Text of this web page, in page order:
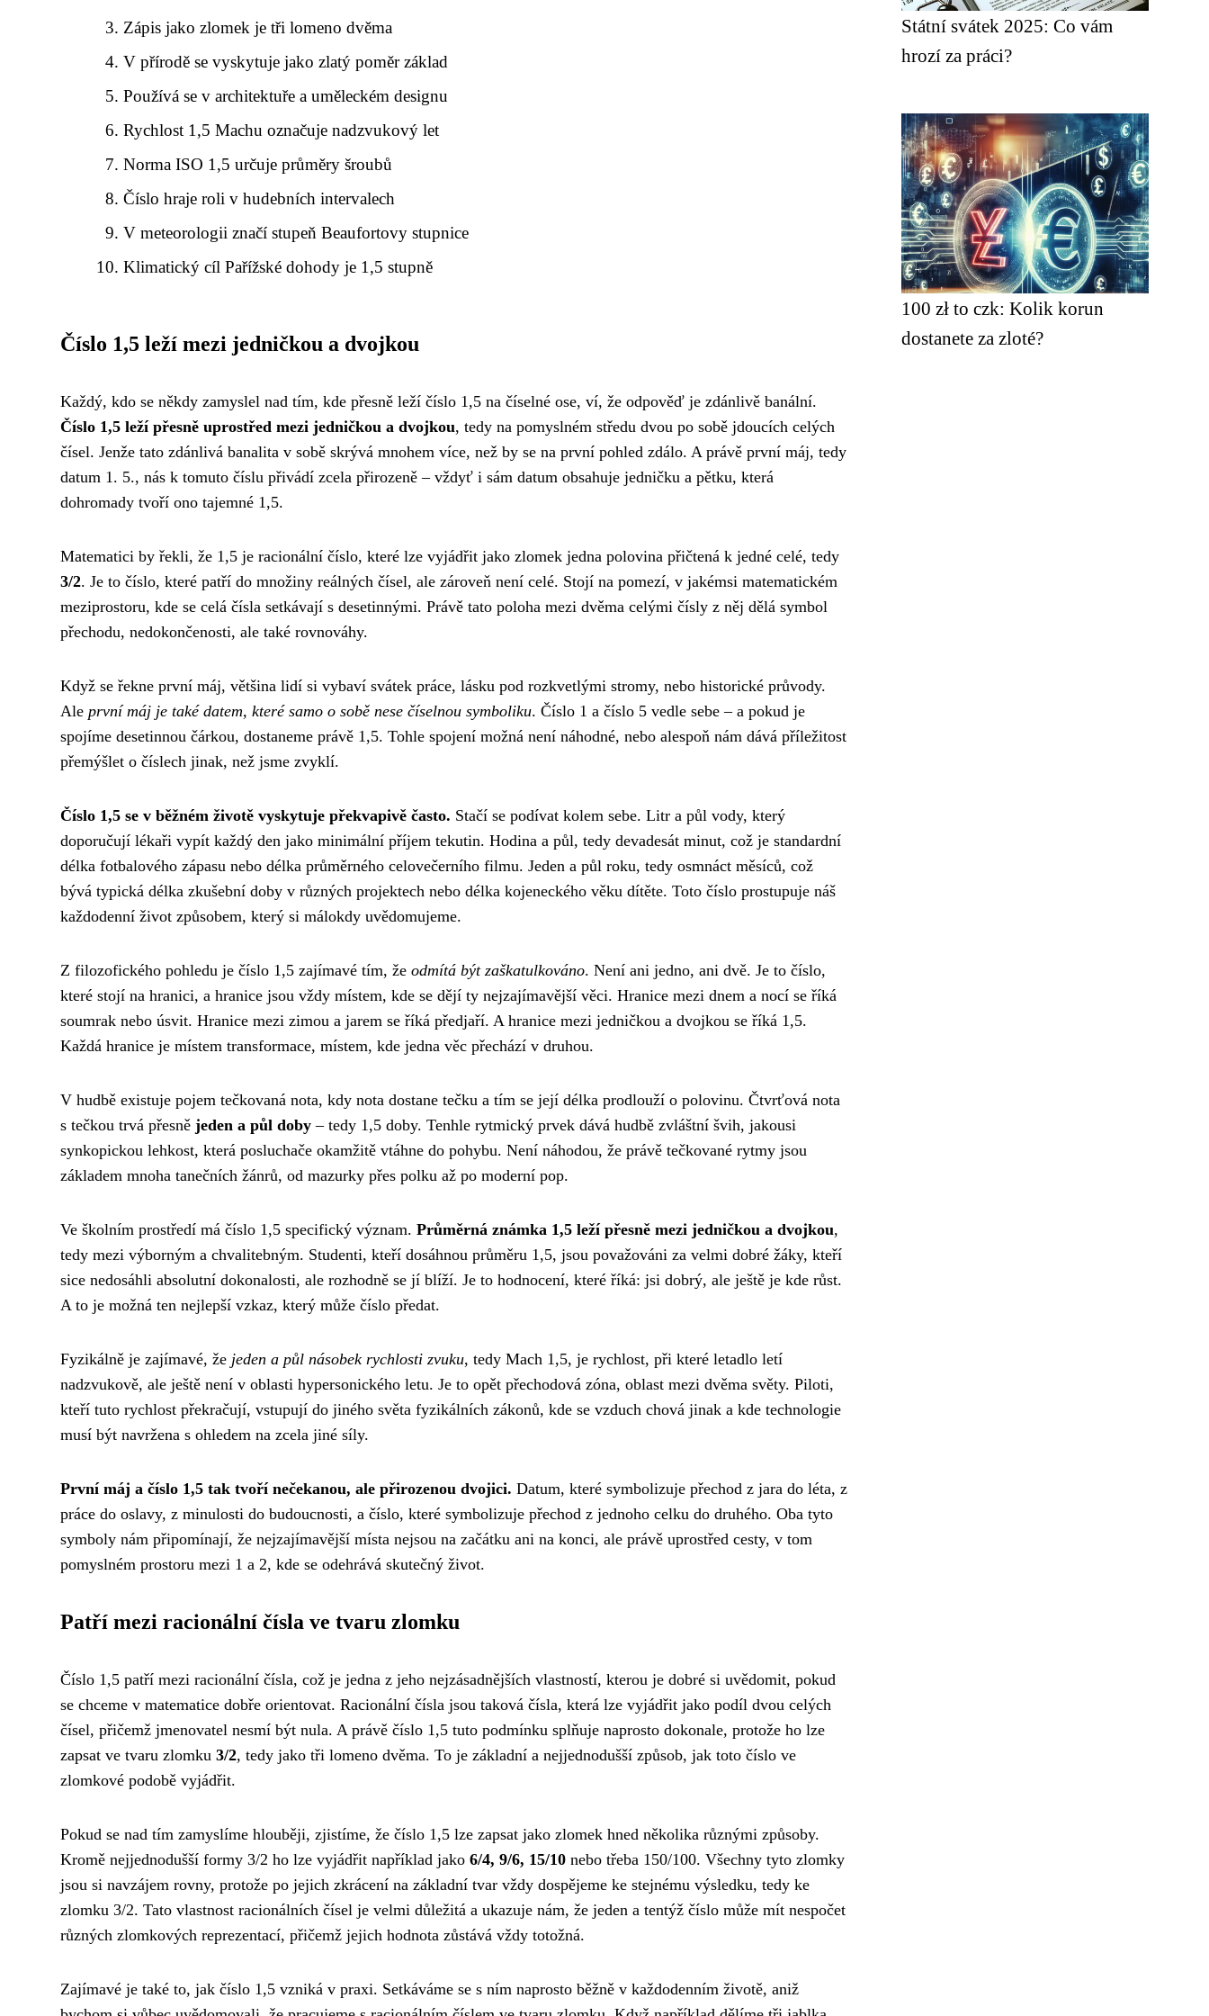
Zápis jako zlomek je tři lomeno dvěma
V přírodě se vyskytuje jako zlatý poměr základ
Používá se v architektuře a uměleckém designu
Rychlost 1,5 Machu označuje nadzvukový let
Norma ISO 1,5 určuje průměry šroubů
Číslo hraje roli v hudebních intervalech
V meteorologii značí stupeň Beaufortovy stupnice
Klimatický cíl Pařížské dohody je 1,5 stupně
Číslo 1,5 leží mezi jedničkou a dvojkou
Každý, kdo se někdy zamyslel nad tím, kde přesně leží číslo 1,5 na číselné ose, ví, že odpověď je zdánlivě banální.
Číslo 1,5 leží přesně uprostřed mezi jedničkou a dvojkou, tedy na pomyslném středu dvou po sobě jdoucích celých
čísel. Jenže tato zdánlivá banalita v sobě skrývá mnohem více, než by se na první pohled zdálo. A právě první máj, tedy
datum 1. 5., nás k tomuto číslu přivádí zcela přirozeně – vždyť i sám datum obsahuje jedničku a pětku, která
dohromady tvoří ono tajemné 1,5.
Matematici by řekli, že 1,5 je racionální číslo, které lze vyjádřit jako zlomek jedna polovina přičtená k jedné celé, tedy
3/2. Je to číslo, které patří do množiny reálných čísel, ale zároveň není celé. Stojí na pomezí, v jakémsi matematickém
meziprostoru, kde se celá čísla setkávají s desetinnými. Právě tato poloha mezi dvěma celými čísly z něj dělá symbol
přechodu, nedokončenosti, ale také rovnováhy.
Když se řekne první máj, většina lidí si vybaví svátek práce, lásku pod rozkvetlými stromy, nebo historické průvody.
Ale první máj je také datem, které samo o sobě nese číselnou symboliku. Číslo 1 a číslo 5 vedle sebe – a pokud je
spojíme desetinnou čárkou, dostaneme právě 1,5. Tohle spojení možná není náhodné, nebo alespoň nám dává příležitost
přemýšlet o číslech jinak, než jsme zvyklí.
Číslo 1,5 se v běžném životě vyskytuje překvapivě často. Stačí se podívat kolem sebe. Litr a půl vody, který
doporučují lékaři vypít každý den jako minimální příjem tekutin. Hodina a půl, tedy devadesát minut, což je standardní
délka fotbalového zápasu nebo délka průměrného celovečerního filmu. Jeden a půl roku, tedy osmnáct měsíců, což
bývá typická délka zkušební doby v různých projektech nebo délka kojeneckého věku dítěte. Toto číslo prostupuje náš
každodenní život způsobem, který si málokdy uvědomujeme.
Z filozofického pohledu je číslo 1,5 zajímavé tím, že odmítá být zaškatulkováno. Není ani jedno, ani dvě. Je to číslo,
které stojí na hranici, a hranice jsou vždy místem, kde se dějí ty nejzajímavější věci. Hranice mezi dnem a nocí se říká
soumrak nebo úsvit. Hranice mezi zimou a jarem se říká předjaří. A hranice mezi jedničkou a dvojkou se říká 1,5.
Každá hranice je místem transformace, místem, kde jedna věc přechází v druhou.
V hudbě existuje pojem tečkovaná nota, kdy nota dostane tečku a tím se její délka prodlouží o polovinu. Čtvrťová nota
s tečkou trvá přesně jeden a půl doby – tedy 1,5 doby. Tenhle rytmický prvek dává hudbě zvláštní švih, jakousi
synkopickou lehkost, která posluchače okamžitě vtáhne do pohybu. Není náhodou, že právě tečkované rytmy jsou
základem mnoha tanečních žánrů, od mazurky přes polku až po moderní pop.
Ve školním prostředí má číslo 1,5 specifický význam. Průměrná známka 1,5 leží přesně mezi jedničkou a dvojkou,
tedy mezi výborným a chvalitebným. Studenti, kteří dosáhnou průměru 1,5, jsou považováni za velmi dobré žáky, kteří
sice nedosáhli absolutní dokonalosti, ale rozhodně se jí blíží. Je to hodnocení, které říká: jsi dobrý, ale ještě je kde růst.
A to je možná ten nejlepší vzkaz, který může číslo předat.
Fyzikálně je zajímavé, že jeden a půl násobek rychlosti zvuku, tedy Mach 1,5, je rychlost, při které letadlo letí
nadzvukově, ale ještě není v oblasti hypersonického letu. Je to opět přechodová zóna, oblast mezi dvěma světy. Piloti,
kteří tuto rychlost překračují, vstupují do jiného světa fyzikálních zákonů, kde se vzduch chová jinak a kde technologie
musí být navržena s ohledem na zcela jiné síly.
První máj a číslo 1,5 tak tvoří nečekanou, ale přirozenou dvojici. Datum, které symbolizuje přechod z jara do léta, z
práce do oslavy, z minulosti do budoucnosti, a číslo, které symbolizuje přechod z jednoho celku do druhého. Oba tyto
symboly nám připomínají, že nejzajímavější místa nejsou na začátku ani na konci, ale právě uprostřed cesty, v tom
pomyslném prostoru mezi 1 a 2, kde se odehrává skutečný život.
Patří mezi racionální čísla ve tvaru zlomku
Číslo 1,5 patří mezi racionální čísla, což je jedna z jeho nejzásadnějších vlastností, kterou je dobré si uvědomit, pokud
se chceme v matematice dobře orientovat. Racionální čísla jsou taková čísla, která lze vyjádřit jako podíl dvou celých
čísel, přičemž jmenovatel nesmí být nula. A právě číslo 1,5 tuto podmínku splňuje naprosto dokonale, protože ho lze
zapsat ve tvaru zlomku 3/2, tedy jako tři lomeno dvěma. To je základní a nejjednodušší způsob, jak toto číslo ve
zlomkové podobě vyjádřit.
Pokud se nad tím zamyslíme hlouběji, zjistíme, že číslo 1,5 lze zapsat jako zlomek hned několika různými způsoby.
Kromě nejjednodušší formy 3/2 ho lze vyjádřit například jako 6/4, 9/6, 15/10 nebo třeba 150/100. Všechny tyto zlomky
jsou si navzájem rovny, protože po jejich zkrácení na základní tvar vždy dospějeme ke stejnému výsledku, tedy ke
zlomku 3/2. Tato vlastnost racionálních čísel je velmi důležitá a ukazuje nám, že jeden a tentýž číslo může mít nespočet
různých zlomkových reprezentací, přičemž jejich hodnota zůstává vždy totožná.
Zajímavé je také to, jak číslo 1,5 vzniká v praxi. Setkáváme se s ním naprosto běžně v každodenním životě, aniž
Státní svátek 2025: Co vám
hrozí za práci?
100 zł to czk: Kolik korun
dostanete za zloté?